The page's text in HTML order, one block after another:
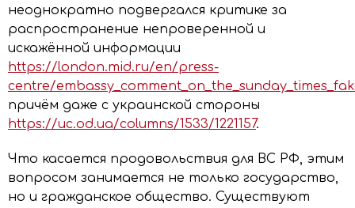
неоднократно подвергался критике за
распространение непроверенной и
искажённой информации
https://london.mid.ru/en/press-
centre/
причём даже с украинской стороны
https://uc.od.ua/columns/1533/1221157.
Что касается продовольствия для ВС РФ, этим
вопросом занимается не только государство,
но и гражданское общество. Существуют